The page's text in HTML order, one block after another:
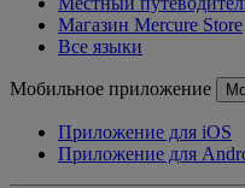
Магазин Mercure Store
Все языки
Мобильное приложение
Приложение для iOS
Приложение для